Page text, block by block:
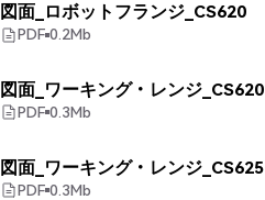
図面_ロボットフランジ_CS620
PDF 0.2Mb
図面_ワーキング・レンジ_CS620
PDF 0.3Mb
図面_ワーキング・レンジ_CS625
PDF 0.3Mb